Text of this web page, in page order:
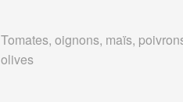
Tomates, oignons, maïs,
olives